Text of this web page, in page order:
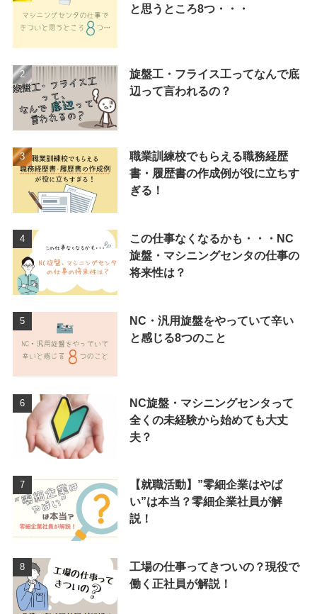
と思うところ8つ・・・
旋盤工・フライス工ってなんで底
辺って言われるの？
職業訓練校でもらえる職務経歴
書・履歴書の作成例が役に立ちす
ぎる！
この仕事なくなるかも・・・NC
旋盤・マシニングセンタの仕事の
将来性は？
NC・汎用旋盤をやっていて辛い
と感じる8つのこと
NC旋盤・マシニングセンタって
全くの未経験から始めても大丈
夫？
【就職活動】”零細企業はやば
い”は本当？零細企業社員が解
説！
工場の仕事ってきついの？現役で
働く正社員が解説！